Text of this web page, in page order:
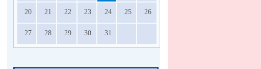
20 21 22 23 24 25 26
27 28 29 30 31